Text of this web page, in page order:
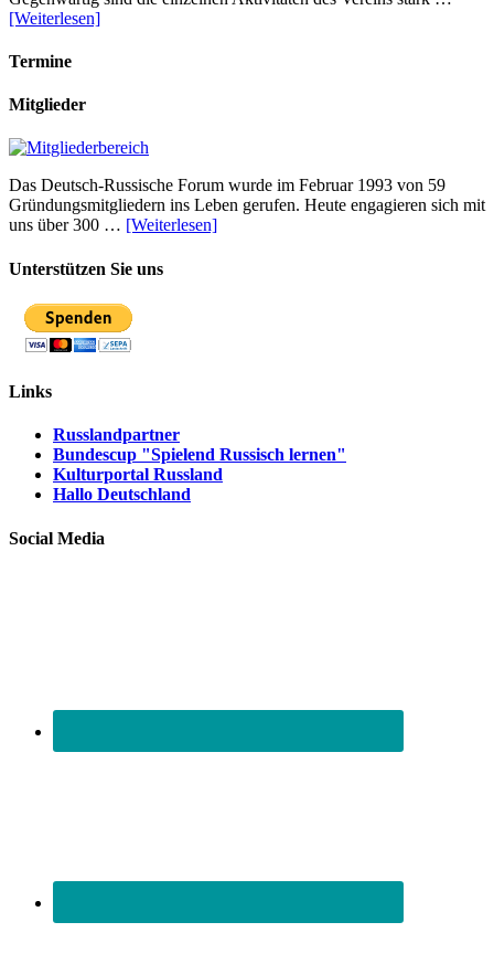
[Weiterlesen]
Termine
Mitglieder
Das Deutsch-Russische Forum wurde im Februar 1993 von 59
Gründungsmitgliedern ins Leben gerufen. Heute engagieren sich mit
uns über 300 … [Weiterlesen]
Unterstützen Sie uns
Links
Russlandpartner
Bundescup "Spielend Russisch lernen"
Kulturportal Russland
Hallo Deutschland
Social Media